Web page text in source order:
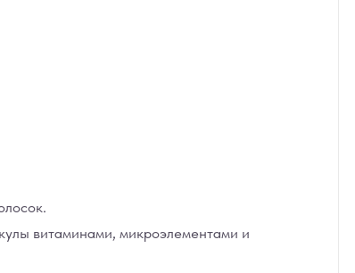
витаминами, микроэлементами и